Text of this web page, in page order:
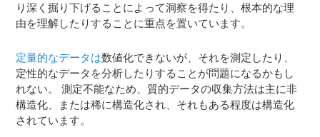
り深く掘り下げることによって洞察を得たり、根本的な理
由を理解したりすることに重点を置いています。
定量的なデータは数値化できないが、それを測定したり、
定性的なデータを分析したりすることが問題になるかもし
れない。 測定不能なため、質的データの収集方法は主に非
構造化、または稀に構造化され、それもある程度は構造化
されています。